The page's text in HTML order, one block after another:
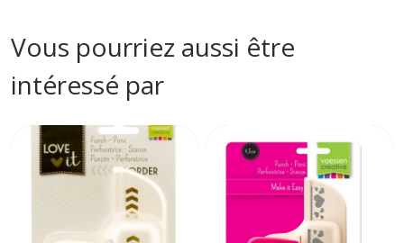
Vous pourriez aussi être
intéressé par